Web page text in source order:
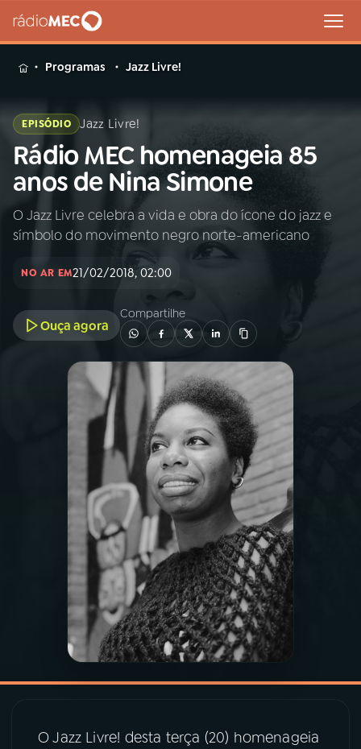
MENU
Buscar
na
Rádio
MEC
Buscar
Início AO VIVO
PROGRAMAÇÃO
PROGRAMAS
PODCASTS
VIDEOCASTS
ÚLTIMAS
PRÊMIO RÁDIO MEC
Programas Jazz Livre!
EPISÓDIO Jazz Livre!
Rádio MEC homenageia 85
anos de Nina Simone
O Jazz Livre celebra a vida e obra do ícone do jazz e
símbolo do movimento negro norte-americano
NO AR EM21/02/2018, 02:00
Ouça agora
Compartilhe
O Jazz Livre! desta terça (20) homenageia